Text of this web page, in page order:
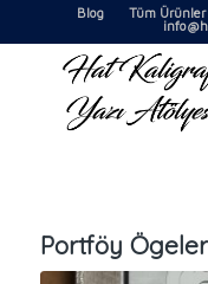
Blog Tüm Ürünler
Portföy